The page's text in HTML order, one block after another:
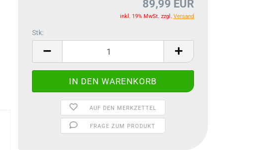
89,99 EUR
inkl. 19% MwSt. zzgl. Versand
Stk:
AUF DEN MERKZETTEL
FRAGE ZUM PRODUKT